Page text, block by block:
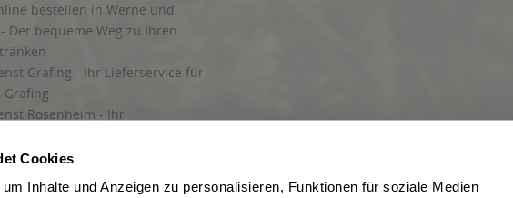
Cookies
Inhalte und Anzeigen zu personalisieren, Funktionen für soziale Medien
bestellen in Werne und
Der bequeme Weg zu Ihren
Grafing - Ihr Lieferservice für
Grafing
Rosenheim - Ihr